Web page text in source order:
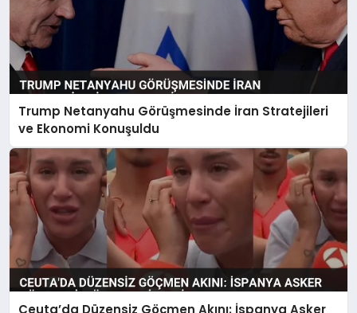
Trump Netanyahu Görüşmesinde İran Stratejileri
ve Ekonomi Konuşuldu
Ceuta’da Düzensiz Göçmen Akını: İspanya Asker